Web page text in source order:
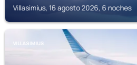
Villasimius, 16 agosto 2026, 6 noches
VILLASIMIUS